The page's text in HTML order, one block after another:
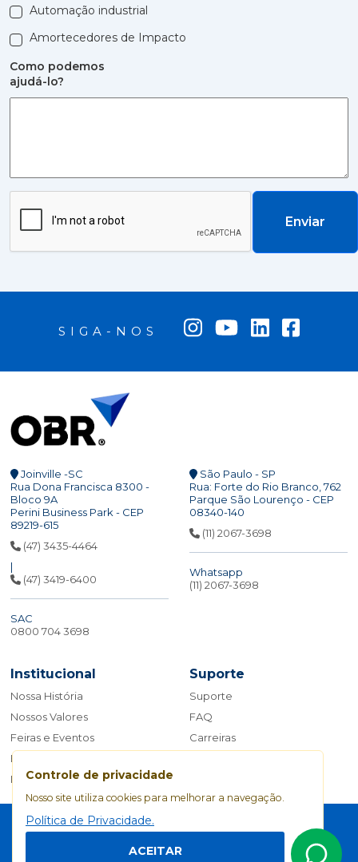
Automação industrial
Amortecedores de Impacto
Como podemos
ajudá-lo?
Enviar
SIGA-NOS
Joinville -SC
Rua Dona Francisca 8300 -
Bloco 9A
Perini Business Park - CEP
89219-615
(47) 3435-4464
|
(47) 3419-6400
SAC
0800 704 3698
São Paulo - SP
Rua: Forte do Rio Branco, 762
Parque São Lourenço - CEP
08340-140
(11) 2067-3698
Whatsapp
(11) 2067-3698
Institucional
Nossa História
Nossos Valores
Feiras e Eventos
Blog
Manual da Marca
Suporte
Suporte
FAQ
Carreiras
Política de Privacidade
Controle de privacidade
Nosso site utiliza cookies para melhorar a navegação.
Política de Privacidade.
ACEITAR